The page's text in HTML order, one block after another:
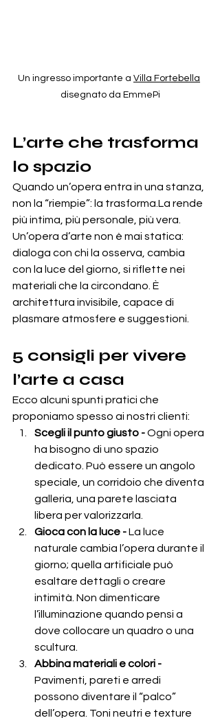
Un ingresso importante a Villa Fortebella
disegnato da EmmePi
L’arte che trasforma
lo spazio
Quando un’opera entra in una stanza,
non la “riempie”: la trasforma.La rende
più intima, più personale, più vera.
Un’opera d’arte non è mai statica:
dialoga con chi la osserva, cambia
con la luce del giorno, si riflette nei
materiali che la circondano. È
architettura invisibile, capace di
plasmare atmosfere e suggestioni.
5 consigli per vivere
l’arte a casa
Ecco alcuni spunti pratici che
proponiamo spesso ai nostri clienti:
Scegli il punto giusto - Ogni opera
ha bisogno di uno spazio
dedicato. Può essere un angolo
speciale, un corridoio che diventa
galleria, una parete lasciata
libera per valorizzarla.
Gioca con la luce - La luce
naturale cambia l’opera durante il
giorno; quella artificiale può
esaltare dettagli o creare
intimità. Non dimenticare
l’illuminazione quando pensi a
dove collocare un quadro o una
scultura.
Abbina materiali e colori -
Pavimenti, pareti e arredi
possono diventare il “palco”
dell’opera. Toni neutri e texture